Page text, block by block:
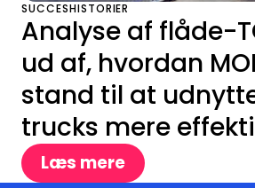
SUCCESHISTORIER
Analyse af flåde-
ud af, hvordan
stand til at
trucks mere
Læs mere